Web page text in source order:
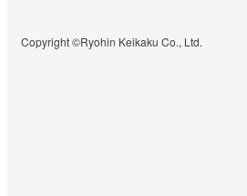
Copyright ©Ryohin Keikaku Co., Ltd.